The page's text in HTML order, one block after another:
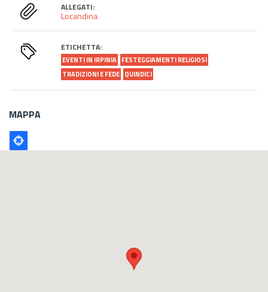
ALLEGATI:
Locandina
ETICHETTA:
EVENTI IN IRPINIA FESTEGGIAMENTI RELIGIOSI
TRADIZIONI E FEDE QUINDICI
MAPPA
Poligono
GEO